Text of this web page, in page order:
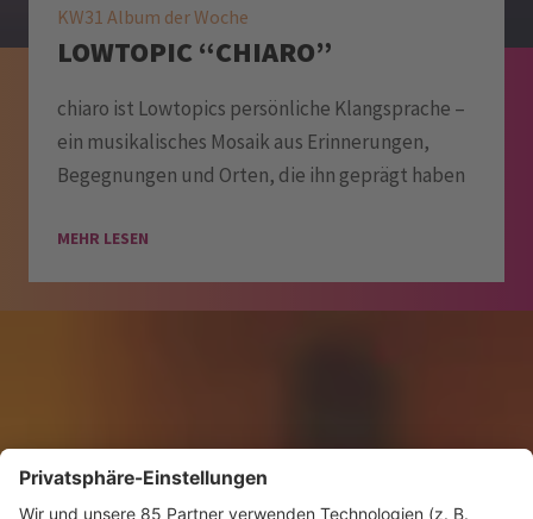
KW31 Album der Woche
LOWTOPIC “CHIARO”
chiaro ist Lowtopics persönliche Klangsprache –
ein musikalisches Mosaik aus Erinnerungen,
Begegnungen und Orten, die ihn geprägt haben
MEHR LESEN